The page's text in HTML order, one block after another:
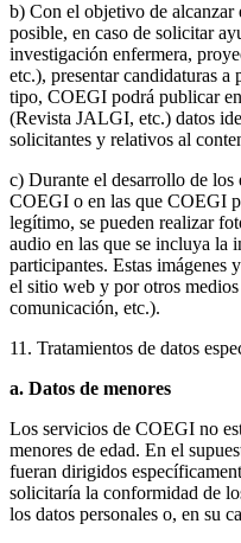
b) Con el objetivo de alcanzar
posible, en caso de solicitar
investigación enfermera,
etc.), presentar candidaturas
tipo, COEGI podrá publicar
(Revista JALGI, etc.) datos
solicitantes y relativos al
c) Durante el desarrollo de los
COEGI o en las que COEGI
legítimo, se pueden realizar
audio en las que se incluya la
participantes. Estas imágenes
el sitio web y por otros
comunicación, etc.).
11. Tratamientos de datos
a. Datos de menores
Los servicios de COEGI no
menores de edad. En el
fueran dirigidos
solicitaría la conformidad de
los datos personales o, en su